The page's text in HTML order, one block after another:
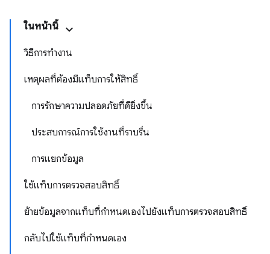
ในหน้านี้
วิธีการทำงาน
เหตุผลที่ต้องมีแท็บการให้สิทธิ์
การรักษาความปลอดภัยที่ดียิ่งขึ้น
ประสบการณ์การใช้งานที่ราบรื่น
การแยกข้อมูล
ใช้แท็บการตรวจสอบสิทธิ์
ย้ายข้อมูลจากแท็บที่กำหนดเองไปยังแท็บการตรวจสอบสิทธิ์
กลับไปใช้แท็บที่กำหนดเอง